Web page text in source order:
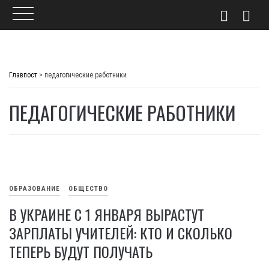
Главпост > педагогические работники
ПЕДАГОГИЧЕСКИЕ РАБОТНИКИ
ОБРАЗОВАНИЕ ОБЩЕСТВО
В УКРАИНЕ С 1 ЯНВАРЯ ВЫРАСТУТ
ЗАРПЛАТЫ УЧИТЕЛЕЙ: КТО И СКОЛЬКО
ТЕПЕРЬ БУДУТ ПОЛУЧАТЬ